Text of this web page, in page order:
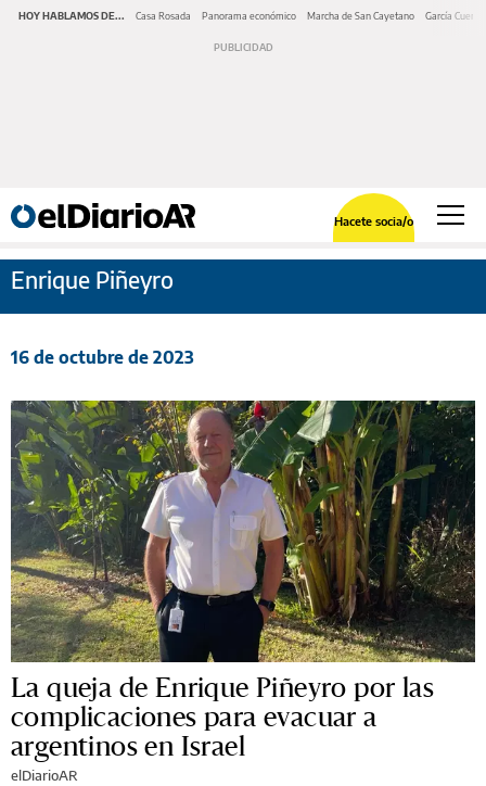
HOY HABLAMOS DE... Casa Rosada Panorama económico Marcha de San Cayetano García Cuerva
Hacete socia/o
Enrique Piñeyro
16 de octubre de 2023
La queja de Enrique Piñeyro por las
complicaciones para evacuar a
argentinos en Israel
elDiarioAR